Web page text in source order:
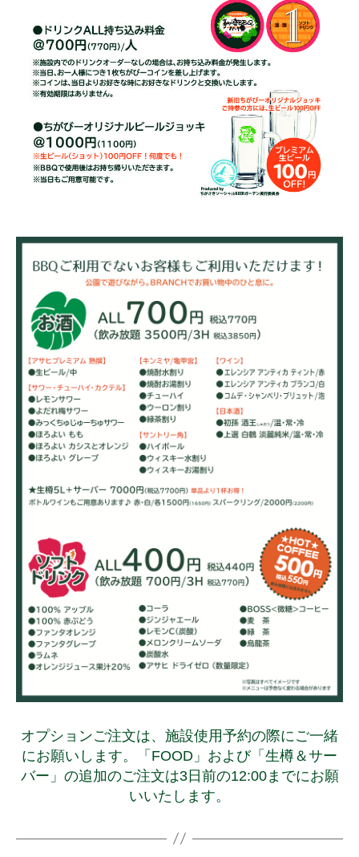
オプションご注文は、施設使用予約の際にご一緒
にお願いします。「FOOD」および「生樽＆サー
バー」の追加のご注文は3日前の12:00までにお願
いいたします。